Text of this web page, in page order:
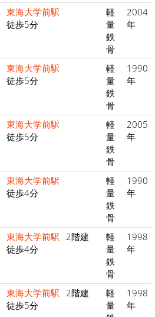
東海大学前駅
徒歩5分
軽
量
鉄
骨
2004
年
東海大学前駅
徒歩5分
軽
量
鉄
骨
1990
年
東海大学前駅
徒歩5分
軽
量
鉄
骨
2005
年
東海大学前駅
徒歩4分
軽
量
鉄
骨
1990
年
東海大学前駅
徒歩4分
2階建
軽
量
鉄
骨
1998
年
東海大学前駅
徒歩5分
2階建
軽
量
1998
年